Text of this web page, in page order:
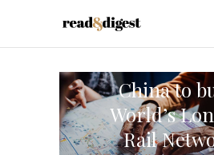
China to
World’s
Rail